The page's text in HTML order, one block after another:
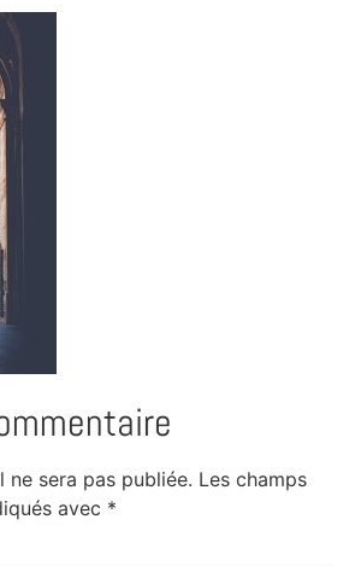
ne sera pas publiée. Les champs
avec *